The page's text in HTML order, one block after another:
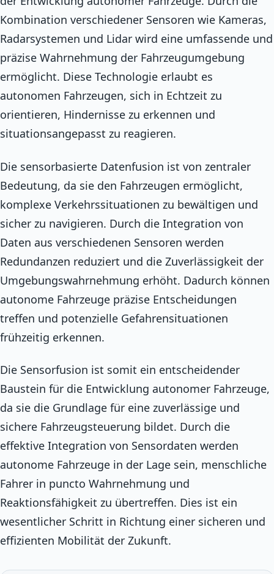
Kombination verschiedener Sensoren wie Kameras,
Radarsystemen und Lidar wird eine umfassende und
präzise Wahrnehmung der Fahrzeugumgebung
ermöglicht. Diese Technologie erlaubt es
autonomen Fahrzeugen, sich in Echtzeit zu
orientieren, Hindernisse zu erkennen und
situationsangepasst zu reagieren.
Die sensorbasierte Datenfusion ist von zentraler
Bedeutung, da sie den Fahrzeugen ermöglicht,
komplexe Verkehrssituationen zu bewältigen und
sicher zu navigieren. Durch die Integration von
Daten aus verschiedenen Sensoren werden
Redundanzen reduziert und die Zuverlässigkeit der
Umgebungswahrnehmung erhöht. Dadurch können
autonome Fahrzeuge präzise Entscheidungen
treffen und potenzielle Gefahrensituationen
frühzeitig erkennen.
Die Sensorfusion ist somit ein entscheidender
Baustein für die Entwicklung autonomer Fahrzeuge,
da sie die Grundlage für eine zuverlässige und
sichere Fahrzeugsteuerung bildet. Durch die
effektive Integration von Sensordaten werden
autonome Fahrzeuge in der Lage sein, menschliche
Fahrer in puncto Wahrnehmung und
Reaktionsfähigkeit zu übertreffen. Dies ist ein
wesentlicher Schritt in Richtung einer sicheren und
effizienten Mobilität der Zukunft.